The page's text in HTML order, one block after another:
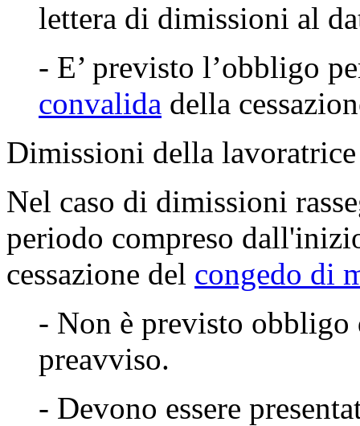
lettera di dimissioni al
- E’ previsto l’obbligo
convalida della
Dimissioni della lavoratrice
Nel caso di dimissioni
periodo compreso
cessazione del congedo di
- Non è previsto
preavviso.
- Devono essere